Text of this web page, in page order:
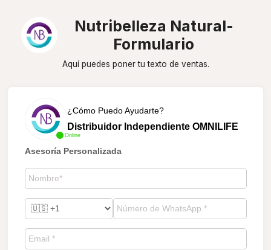
Nutribelleza Natural-
Formulario
Aquí puedes poner tu texto de ventas.
Online
¿Cómo Puedo Ayudarte?
Distribuidor Independiente OMNILIFE
Asesoría Personalizada